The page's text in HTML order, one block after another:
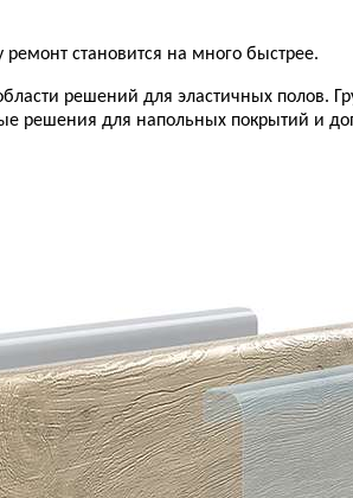
становится на много быстрее.
решений для эластичных полов.
решения для напольных покрытий и